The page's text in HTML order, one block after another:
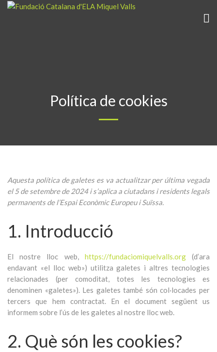
Política de cookies
Aquesta política de galetes es va actualitzar per última vegada
el 5 de setembre de 2024 i s’aplica a ciutadans i residents legals
permanents de l’Espai Econòmic Europeu i Suïssa.
1. Introducció
El nostre lloc web, https://fundaciomiquelvalls.org(d’ara
endavant «el lloc web») utilitza galetes i altres tecnologies
relacionades (per comoditat, totes les tecnologies es
denominen «galetes»). Les galetes també són col·locades per
tercers que hem contractat. En el document següent us
informem sobre l’ús de les galetes al nostre lloc web.
2. Què són les cookies?